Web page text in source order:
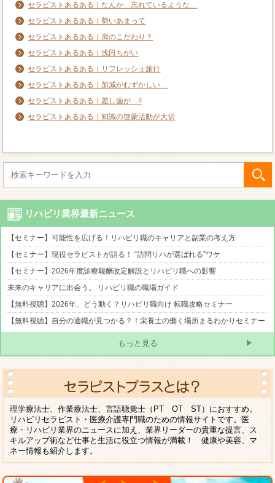
セラピストあるある｜なんか…忘れているような…
セラピストあるある｜勢いあまって
セラピストあるある｜肩のこだわり？
セラピストあるある｜浅田ちがい
セラピストあるある｜リフレッシュ旅行
セラピストあるある｜加減がむずかしい…
セラピストあるある｜差し歯が…!!
セラピストあるある｜知識の啓蒙活動が大切
リハビリ業界最新ニュース
【セミナー】可能性を広げる！リハビリ職のキャリアと副業の考え方
【セミナー】現役セラピストが語る！ “訪問リハが選ばれる”ワケ
【セミナー】2026年度診療報酬改定解説とリハビリ職への影響
未来のキャリアに出会う。 リハビリ職の職場ガイド
【無料視聴】2026年、どう動く？リハビリ職向け 転職攻略セミナー
【無料視聴】自分の適職が見つかる？！栄養士の働く場所まるわかりセミナー
もっと見る
理学療法士、作業療法士、言語聴覚士（PT OT ST）におすすめ。
リハビリセラピスト・医療介護専門職のための情報サイトです。医
療・リハビリ業界のニュースに加え、業界リーダーの貴重な提言、ス
キルアップ術など仕事と生活に役立つ情報が満載！ 健康や美容、マ
ネー情報も紹介します。